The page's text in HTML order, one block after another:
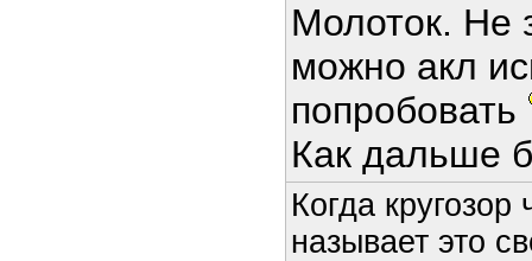
Молоток. Не
можно акл
попробовать
Как дальше
Когда
называет это